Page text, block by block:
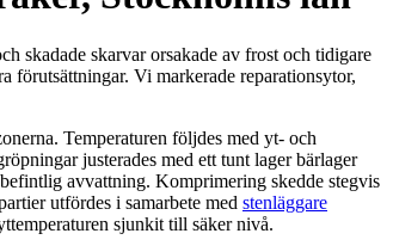
skadade skarvar orsakade av frost och tidigare
förutsättningar. Vi markerade reparationsytor,
Temperaturen följdes med yt- och
justerades med ett tunt lager bärlager
avvattning. Komprimering skedde stegvis
utfördes i samarbete med stenläggare
sjunkit till säker nivå.